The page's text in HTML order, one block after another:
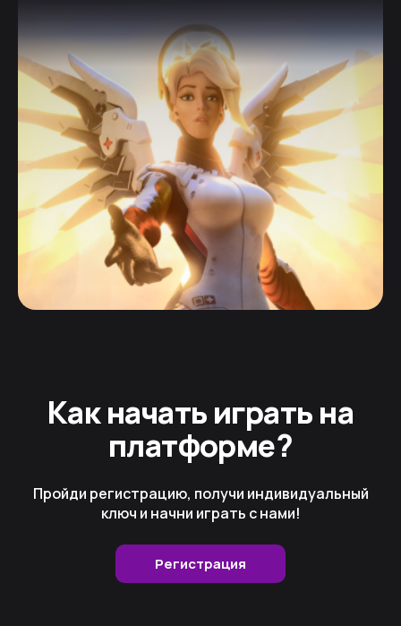
Как начать играть на
платформе?
Пройди регистрацию, получи индивидуальный
ключ и начни играть с нами!
Регистрация